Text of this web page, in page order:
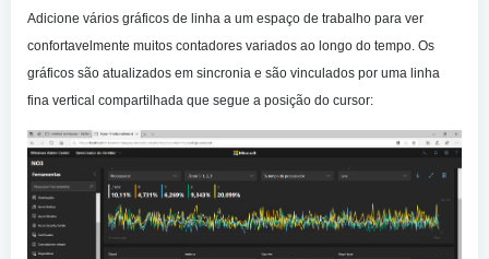
Adicione vários gráficos de linha a um espaço de trabalho para ver
confortavelmente muitos contadores variados ao longo do tempo. Os
gráficos são atualizados em sincronia e são vinculados por uma linha
fina vertical compartilhada que segue a posição do cursor: